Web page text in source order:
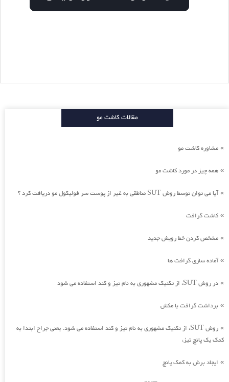
مقالات کاشت مو
» مشاوره کاشت مو
» همه چیز در مورد کاشت مو
»آیا می توان توسط روش SUT مناطقی به غیر از پوست سر فولیکول مو دریافت کرد ؟
» کاشت گرافت
» مشخص کردن خط رویش جدید
»آماده سازی گرافت ها
» در روش SUT، از تکنیک مشهوری به نام تیز و کند استفاده می شود
» برداشت گرافت با مکش
»
روش SUT، از تکنیک مشهوری به نام تیز و کند استفاده می شود. یعنی جراح ابتدا به
کمک یک پانچ تیز،
» ایجاد برش به کمک پانچ